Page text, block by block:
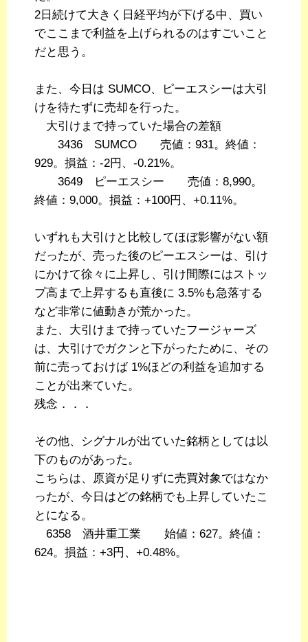
2日続けて大きく日経平均が下げる中、買い
でここまで利益を上げられるのはすごいこと
だと思う。
また、今日は SUMCO、ピーエスシーは大引
けを待たずに売却を行った。
大引けまで持っていた場合の差額
3436 SUMCO 売値：931。終値：
929。損益：-2円、-0.21%。
3649 ピーエスシー 売値：8,990。
終値：9,000。損益：+100円、+0.11%。
いずれも大引けと比較してほぼ影響がない額
だったが、売った後のピーエスシーは、引け
にかけて徐々に上昇し、引け間際にはストッ
プ高まで上昇するも直後に 3.5%も急落する
など非常に値動きが荒かった。
また、大引けまで持っていたフージャーズ
は、大引けでガクンと下がったために、その
前に売っておけば 1%ほどの利益を追加する
ことが出来ていた。
残念．．．
その他、シグナルが出ていた銘柄としては以
下のものがあった。
こちらは、原資が足りずに売買対象ではなか
ったが、今日はどの銘柄でも上昇していたこ
とになる。
6358 酒井重工業 始値：627。終値：
624。損益：+3円、+0.48%。